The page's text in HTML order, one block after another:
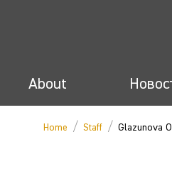
About
Home / Staff / Glazunova